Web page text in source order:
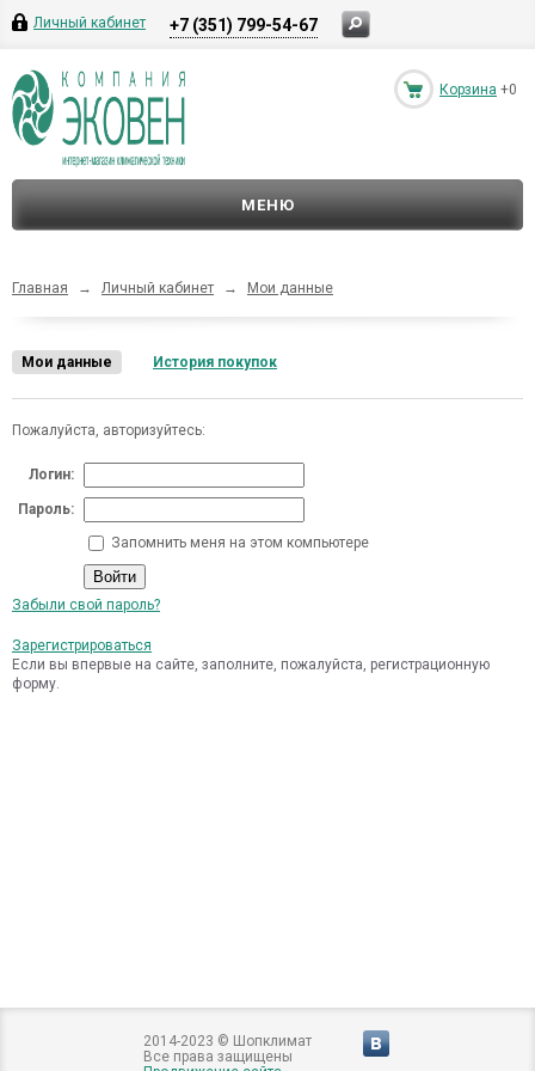
Личный кабинет +7 (351) 799-54-67
Корзина +0
МЕНЮ
Главная → Личный кабинет → Мои данные
Мои данные История покупок
Пожалуйста, авторизуйтесь:
Логин:
Пароль:
Запомнить меня на этом компьютере
Забыли свой пароль?
Зарегистрироваться
Если вы впервые на сайте, заполните, пожалуйста, регистрационную
форму.
2014-2023 © Шопклимат
Все права защищены